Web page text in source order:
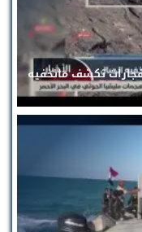
تكشف ماتخفيه